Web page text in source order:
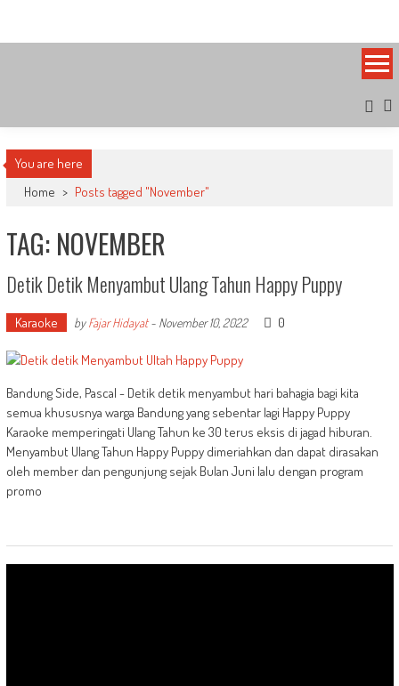
content
You are here
Home > Posts tagged "November"
TAG: NOVEMBER
Detik Detik Menyambut Ulang Tahun Happy Puppy
Karaoke byFajar Hidayat- November 10, 2022 0
Bandung Side, Pascal - Detik detik menyambut hari bahagia bagi kita
semua khususnya warga Bandung yang sebentar lagi Happy Puppy
Karaoke memperingati Ulang Tahun ke 30 terus eksis di jagad hiburan.
Menyambut Ulang Tahun Happy Puppy dimeriahkan dan dapat dirasakan
oleh member dan pengunjung sejak Bulan Juni lalu dengan program
promo